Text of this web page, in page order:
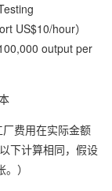
US$10/hour）
output per
费用在实际金额
下计算相同，假设
）